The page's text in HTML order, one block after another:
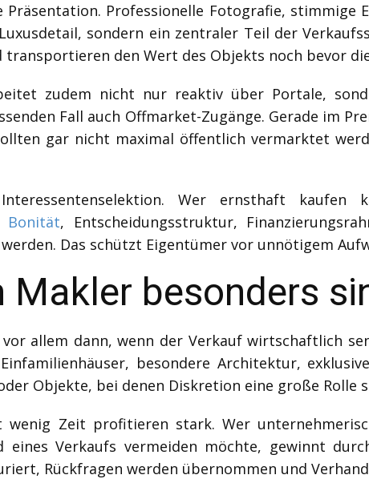
Präsentation. Professionelle Fotografie, stimmige
sondern ein zentraler Teil der
transportieren den Wert des Objekts noch bevor
zudem nicht nur reaktiv über Portale,
Fall auch Offmarket-Zugänge. Gerade im
gar nicht maximal öffentlich vermarktet
Wer ernsthaft
Bonität, Entscheidungsstruktur,
Das schützt Eigentümer vor unnötigem
Makler besonders
allem dann, wenn der Verkauf wirtschaftlich
besondere Architektur,
Objekte, bei denen Diskretion eine große Rolle
wenig Zeit profitieren stark. Wer
eines Verkaufs vermeiden möchte, gewinnt
Rückfragen werden übernommen und